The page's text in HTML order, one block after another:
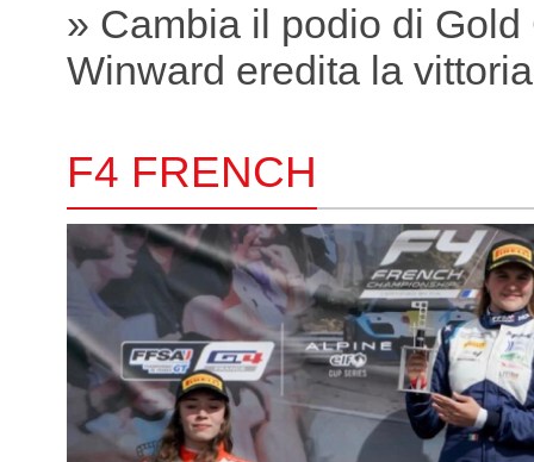
» Cambia il podio di
Winward eredita la
F4 FRENCH